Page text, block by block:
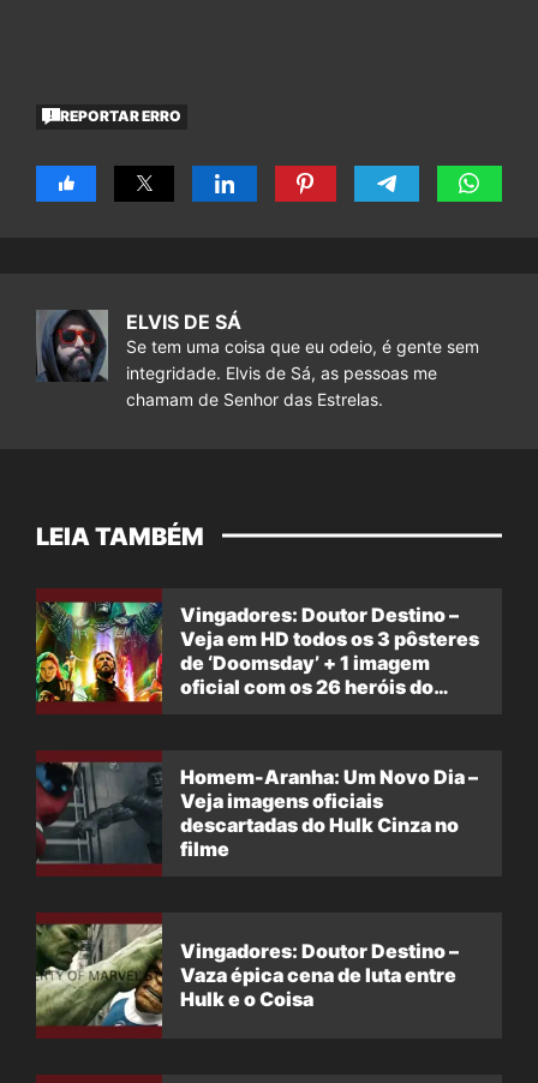
REPORTAR ERRO
ELVIS DE SÁ
Se tem uma coisa que eu odeio, é gente sem
integridade. Elvis de Sá, as pessoas me
chamam de Senhor das Estrelas.
LEIA TAMBÉM
Vingadores: Doutor Destino –
Veja em HD todos os 3 pôsteres
de ‘Doomsday’ + 1 imagem
oficial com os 26 heróis do
Homem-Aranha: Um Novo Dia –
Veja imagens oficiais
descartadas do Hulk Cinza no
filme
Vingadores: Doutor Destino –
Vaza épica cena de luta entre
Hulk e o Coisa